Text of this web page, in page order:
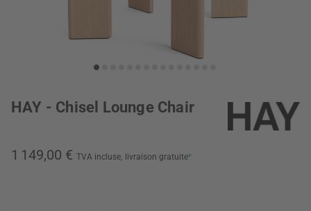
HAY - Chisel Lounge Chair
1 149,00 € TVA incluse, livraison gratuite*